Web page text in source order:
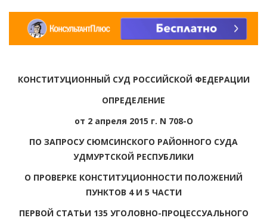
КОНСТИТУЦИОННЫЙ СУД РОССИЙСКОЙ ФЕДЕРАЦИИ
ОПРЕДЕЛЕНИЕ
от 2 апреля 2015 г. N 708-О
ПО ЗАПРОСУ СЮМСИНСКОГО РАЙОННОГО СУДА
УДМУРТСКОЙ РЕСПУБЛИКИ
О ПРОВЕРКЕ КОНСТИТУЦИОННОСТИ ПОЛОЖЕНИЙ
ПУНКТОВ 4 И 5 ЧАСТИ
ПЕРВОЙ СТАТЬИ 135 УГОЛОВНО-ПРОЦЕССУАЛЬНОГО